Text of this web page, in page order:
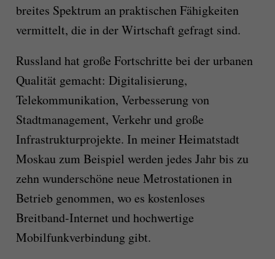
breites Spektrum an praktischen Fähigkeiten
vermittelt, die in der Wirtschaft gefragt sind.
Russland hat große Fortschritte bei der urbanen
Qualität gemacht: Digitalisierung,
Telekommunikation, Verbesserung von
Stadtmanagement, Verkehr und große
Infrastrukturprojekte. In meiner Heimatstadt
Moskau zum Beispiel werden jedes Jahr bis zu
zehn wunderschöne neue Metrostationen in
Betrieb genommen, wo es kostenloses
Breitband-Internet und hochwertige
Mobilfunkverbindung gibt.